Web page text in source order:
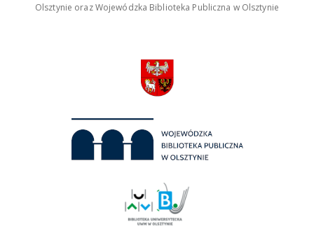
Olsztynie oraz Wojewódzka Biblioteka Publiczna w Olsztynie